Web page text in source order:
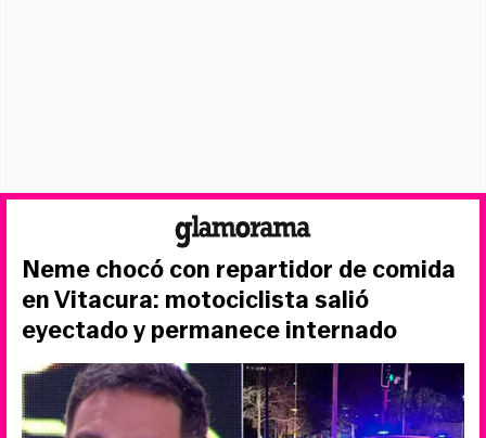
Neme chocó con repartidor de comida
en Vitacura: motociclista salió
eyectado y permanece internado